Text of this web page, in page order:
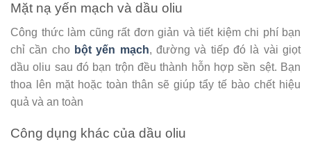
Mặt nạ yến mạch và dầu oliu
Công thức làm cũng rất đơn giản và tiết kiệm chi phí bạn
chỉ cần cho bột yến mạch, đường và tiếp đó là vài giọt
dầu oliu sau đó bạn trộn đều thành hỗn hợp sền sệt. Bạn
thoa lên mặt hoặc toàn thân sẽ giúp tẩy tế bào chết hiệu
quả và an toàn
Công dụng khác của dầu oliu